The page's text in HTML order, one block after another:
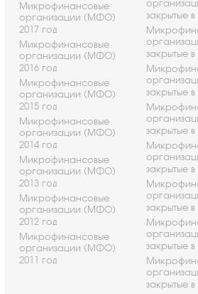
Микрофинансовые
организации (МФО)
2017 год
Микрофинансовые
организации (МФО)
2016 год
Микрофинансовые
организации (МФО)
2015 год
Микрофинансовые
организации (МФО)
2014 год
Микрофинансовые
организации (МФО)
2013 год
Микрофинансовые
организации (МФО)
2012 год
Микрофинансовые
организации (МФО)
2011 год
закрытые в
закрытые в
закрытые в
закрытые в
закрытые в
закрытые в
закрытые в
закрытые в